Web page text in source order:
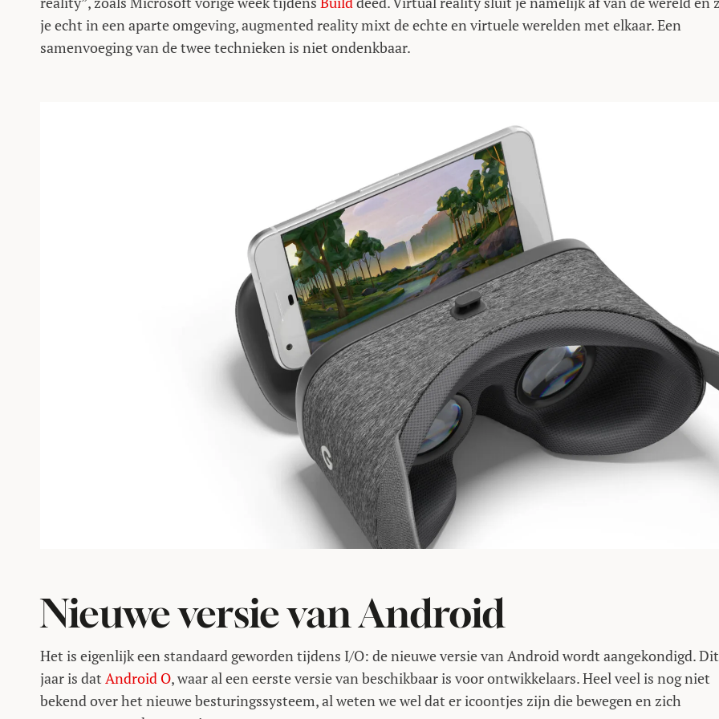
je echt in een aparte omgeving, augmented reality mixt de echte en virtuele werelden met elkaar. Een
samenvoeging van de twee technieken is niet ondenkbaar.
Nieuwe versie van Android
Het is eigenlijk een standaard geworden tijdens I/O: de nieuwe versie van Android wordt aangekondigd. Dit
jaar is dat Android O, waar al een eerste versie van beschikbaar is voor ontwikkelaars. Heel veel is nog niet
bekend over het nieuwe besturingssysteem, al weten we wel dat er icoontjes zijn die bewegen en zich